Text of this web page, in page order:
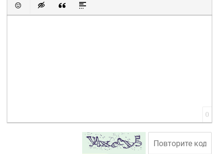
Вставить смайлик
Вставка скрытого текста
Вставка цитаты
Вставка спойлера
0